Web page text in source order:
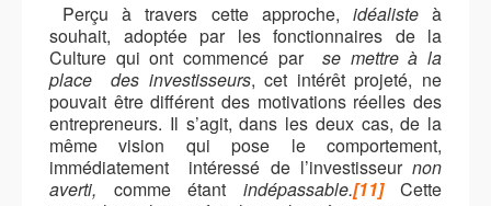
Perçu à travers cette approche, idéalisteà
souhait, adoptée par les fonctionnaires de la
Culture qui ont commencé par se mettre à la
place des investisseurs, cet intérêtprojeté, ne
pouvait être différent des motivations réelles des
entrepreneurs. Il s’agit, dans les deux cas, de la
même vision qui pose le comportement,
immédiatement intéressé de l’investisseur non
averti, comme étant indépassable.[11]Cette